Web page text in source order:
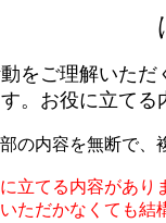
をご理解いた
。お役に立て
の内容を無断で
立てる内容があり
ただかなくても結